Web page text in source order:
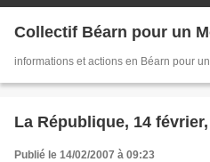
Collectif Béarn pour un
informations et actions en Béarn pour
La République, 14
Publié le 14/02/2007 à 09:23